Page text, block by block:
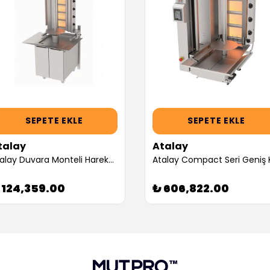
SEPETE EKLE
Atalay Duvara Monteli Hareketli Alt Arabalı Döner Sabit Makinesi, 6 Radyanlı, LPG'li (Servis Garantili)
SEPETE EKLE
Atalay
₺ 606,822.00